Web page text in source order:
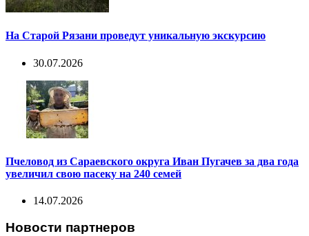
На Старой Рязани проведут уникальную экскурсию
30.07.2026
Пчеловод из Сараевского округа Иван Пугачев за два года
увеличил свою пасеку на 240 семей
14.07.2026
Новости партнеров